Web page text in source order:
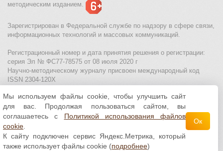
методическим изданием.
Зарегистрирован в Федеральной службе по надзору в сфере связи,
информационных технологий и массовых коммуникаций.
Регистрационный номер и дата принятия решения о регистрации:
серия Эл № ФС77-78575 от 08 июля 2020 г
Научно-методическому журналу присвоен международный код
ISSN 2304-120X
МЦИТО|Школьные олимпиады и онлайн конкурсы для детей
Политика использования файлов cookie| Политика обработки и
защиты персональных данных
Все материалы доступны полицензии Creative
Commons С указанием авторства 4.0 Всемирная
Мы используем файлы cookie, чтобы улучшить сайт
для вас. Продолжая пользоваться сайтом, вы
соглашаетесь с Политикой использования файлов
cookie
К сайту подключен сервис Яндекс.Метрика, который
также использует файлы cookie (подробнее)
Ок